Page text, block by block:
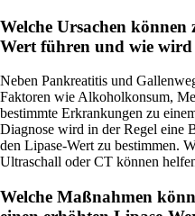
Welche Ursachen können
Wert führen und wie wird
Neben Pankreatitis und
Faktoren wie Alkoholkonsum,
bestimmte Erkrankungen zu
Diagnose wird in der Regel eine
den Lipase-Wert zu bestimmen.
Ultraschall oder CT können
Welche Maßnahmen